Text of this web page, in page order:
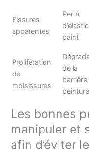
Fissures
apparentes
Perte
paint
Prolifération
de
moisissures
de la
barrière
peinture
Les bonnes
manipuler et
afin d’éviter